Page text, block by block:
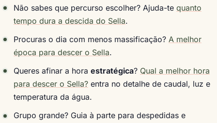
Não sabes que percurso escolher? Ajuda-te quanto
tempo dura a descida do Sella.
Procuras o dia com menos massificação? A melhor
época para descer o Sella.
Queres afinar a hora estratégica? Qual a melhor hora
para descer o Sella? entra no detalhe de caudal, luz e
temperatura da água.
Grupo grande? Guia à parte para despedidas e